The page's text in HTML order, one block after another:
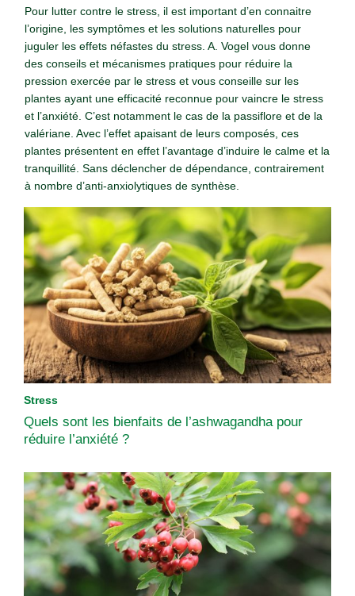
Pour lutter contre le stress, il est important d’en connaitre
l’origine, les symptômes et les solutions naturelles pour
juguler les effets néfastes du stress. A. Vogel vous donne
des conseils et mécanismes pratiques pour réduire la
pression exercée par le stress et vous conseille sur les
plantes ayant une efficacité reconnue pour vaincre le stress
et l’anxiété. C’est notamment le cas de la passiflore et de la
valériane. Avec l’effet apaisant de leurs composés, ces
plantes présentent en effet l’avantage d’induire le calme et la
tranquillité. Sans déclencher de dépendance, contrairement
à nombre d’anti-anxiolytiques de synthèse.
Stress
Quels sont les bienfaits de l’ashwagandha pour
réduire l’anxiété ?